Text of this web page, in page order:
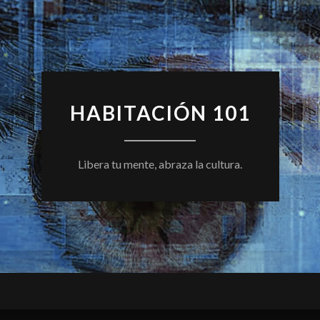
HABITACIÓN 101
Libera tu mente, abraza la cultura.